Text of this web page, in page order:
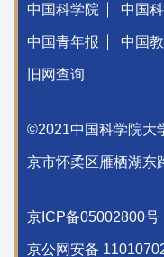
中国科学院 中国
中国青年报 中国
旧网查询
©2021中国科学院大
京市怀柔区雁栖湖东
京ICP备05002800号
京公网安备